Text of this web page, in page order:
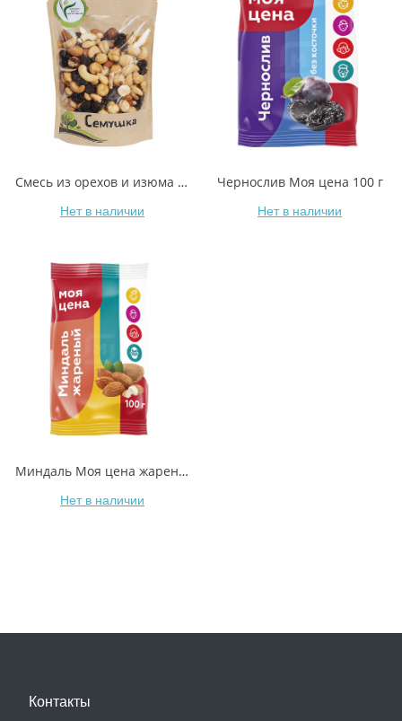
Смесь из орехов и изюма Семушка 150 г
Нет в наличии
Чернослив Моя цена 100 г
Нет в наличии
Миндаль Моя цена жареный 100 г
Нет в наличии
Контакты